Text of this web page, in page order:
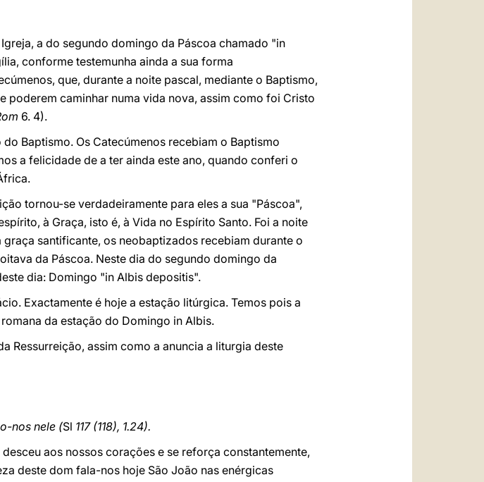
a do segundo domingo da Páscoa chamado "in
conforme testemunha ainda a sua forma
que, durante a noite pascal, mediante o Baptismo,
poderem caminhar numa vida nova, assim como foi Cristo
6. 4).
Baptismo. Os Catecúmenos recebiam o Baptismo
a felicidade de a ter ainda este ano, quando conferi o
tornou-se verdadeiramente para eles a sua "Páscoa",
à Graça, isto é, à Vida no Espírito Santo. Foi a noite
santificante, os neobaptizados recebiam durante o
da Páscoa. Neste dia do segundo domingo da
dia: Domingo "in Albis depositis".
Exactamente é hoje a estação litúrgica. Temos pois a
da estação do Domingo in Albis.
Ressurreição, assim como a anuncia a liturgia deste
nos nele (Sl 117 (118), 1.24).
aos nossos corações e se reforça constantemente,
deste dom fala-nos hoje São João nas enérgicas